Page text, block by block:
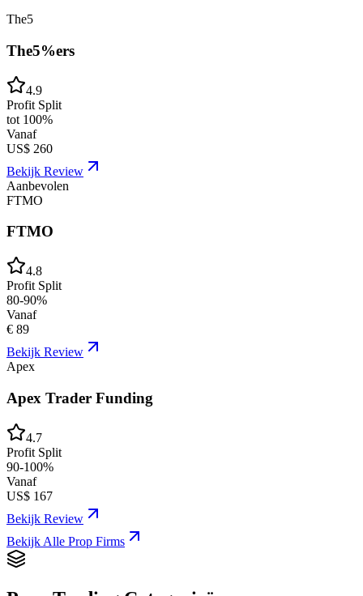
The5
The5%ers
4.9
Profit Split
tot 100%
Vanaf
US$ 260
Bekijk Review
Aanbevolen
FTMO
FTMO
4.8
Profit Split
80-90%
Vanaf
€ 89
Bekijk Review
Apex
Apex Trader Funding
4.7
Profit Split
90-100%
Vanaf
US$ 167
Bekijk Review
Bekijk Alle Prop Firms